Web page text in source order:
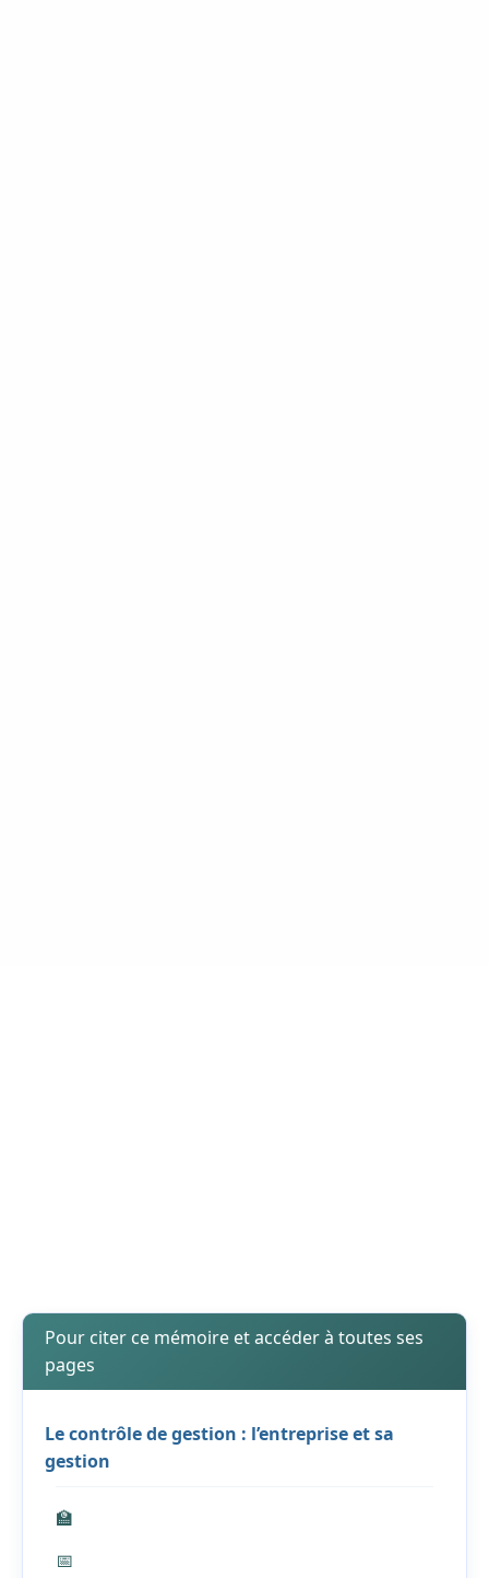
Pour citer ce mémoire et accéder à toutes ses
pages
Le contrôle de gestion : l’entreprise et sa
gestion
🏫
📅